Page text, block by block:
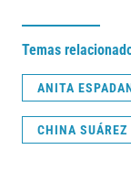
Temas
ANITA
CHINA SUÁREZ